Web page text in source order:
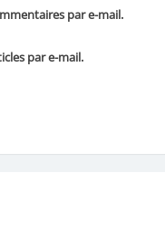
par e-mail.
par e-mail.